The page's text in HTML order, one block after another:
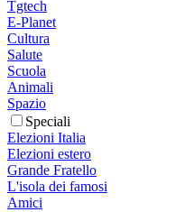
Tgtech
E-Planet
Cultura
Salute
Scuola
Animali
Spazio
Speciali
Elezioni Italia
Elezioni estero
Grande Fratello
L'isola dei famosi
Amici